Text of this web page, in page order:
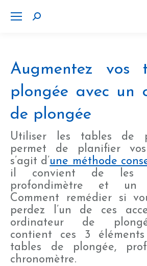
Search:
Augmentez vos
plongée avec un
de plongée
Utiliser les tables de
permet de planifier
s’agit d’une méthode
il convient de les
profondimètre et un
Comment remédier si
perdez l’un de ces
ordinateur de
contient ces 3
tables de plongée,
chronomètre.